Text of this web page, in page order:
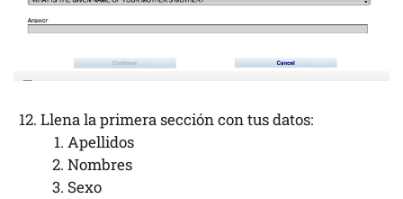
Llena la primera sección con tus datos:
Apellidos
Nombres
Sexo